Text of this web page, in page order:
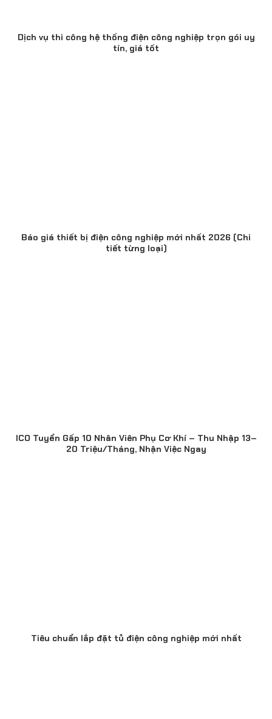
Dịch vụ thi công hệ thống điện công nghiệp trọn gói uy
tín, giá tốt
Báo giá thiết bị điện công nghiệp mới nhất 2026 (Chi
tiết từng loại)
ICO Tuyển Gấp 10 Nhân Viên Phụ Cơ Khí – Thu Nhập 13–
20 Triệu/Tháng, Nhận Việc Ngay
Tiêu chuẩn lắp đặt tủ điện công nghiệp mới nhất